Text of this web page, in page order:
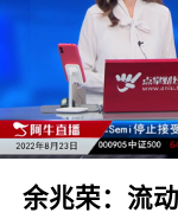
余兆荣：流